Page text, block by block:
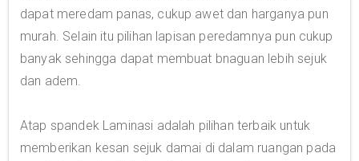
dapat meredam panas, cukup awet dan harganya pun
murah. Selain itu pilihan lapisan peredamnya pun cukup
banyak sehingga dapat membuat bnaguan lebih sejuk
dan adem.
Atap spandek Laminasi adalah pilihan terbaik untuk
memberikan kesan sejuk damai di dalam ruangan pada